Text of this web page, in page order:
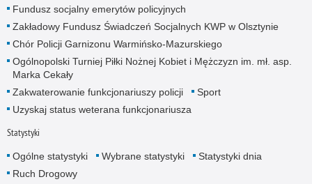
Fundusz socjalny emerytów policyjnych
Zakładowy Fundusz Świadczeń Socjalnych KWP w Olsztynie
Chór Policji Garnizonu Warmińsko-Mazurskiego
Ogólnopolski Turniej Piłki Nożnej Kobiet i Mężczyzn im. mł. asp.
Marka Cekały
Zakwaterowanie funkcjonariuszy policji
Sport
Uzyskaj status weterana funkcjonariusza
Statystyki
Ogólne statystyki Wybrane statystyki
Statystyki dnia
Ruch Drogowy